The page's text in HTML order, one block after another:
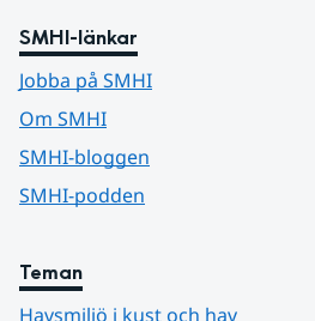
SMHI-länkar
Jobba på SMHI
Om SMHI
SMHI-bloggen
SMHI-podden
Teman
Havsmiljö i kust och hav